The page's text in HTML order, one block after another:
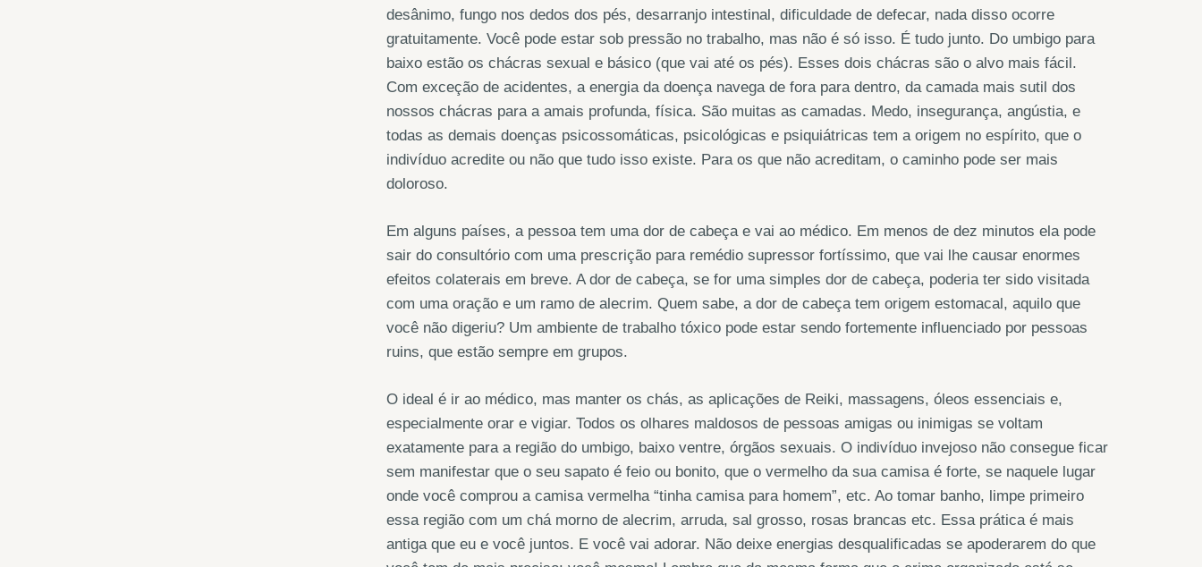
desânimo, fungo nos dedos dos pés, desarranjo intestinal, dificuldade de defecar, nada disso ocorre
gratuitamente. Você pode estar sob pressão no trabalho, mas não é só isso. É tudo junto. Do umbigo para
baixo estão os chácras sexual e básico (que vai até os pés). Esses dois chácras são o alvo mais fácil.
Com exceção de acidentes, a energia da doença navega de fora para dentro, da camada mais sutil dos
nossos chácras para a amais profunda, física. São muitas as camadas. Medo, insegurança, angústia, e
todas as demais doenças psicossomáticas, psicológicas e psiquiátricas tem a origem no espírito, que o
indivíduo acredite ou não que tudo isso existe. Para os que não acreditam, o caminho pode ser mais
doloroso.
Em alguns países, a pessoa tem uma dor de cabeça e vai ao médico. Em menos de dez minutos ela pode
sair do consultório com uma prescrição para remédio supressor fortíssimo, que vai lhe causar enormes
efeitos colaterais em breve. A dor de cabeça, se for uma simples dor de cabeça, poderia ter sido visitada
com uma oração e um ramo de alecrim. Quem sabe, a dor de cabeça tem origem estomacal, aquilo que
você não digeriu? Um ambiente de trabalho tóxico pode estar sendo fortemente influenciado por pessoas
ruins, que estão sempre em grupos.
O ideal é ir ao médico, mas manter os chás, as aplicações de Reiki, massagens, óleos essenciais e,
especialmente orar e vigiar. Todos os olhares maldosos de pessoas amigas ou inimigas se voltam
exatamente para a região do umbigo, baixo ventre, órgãos sexuais. O indivíduo invejoso não consegue ficar
sem manifestar que o seu sapato é feio ou bonito, que o vermelho da sua camisa é forte, se naquele lugar
onde você comprou a camisa vermelha “tinha camisa para homem”, etc. Ao tomar banho, limpe primeiro
essa região com um chá morno de alecrim, arruda, sal grosso, rosas brancas etc. Essa prática é mais
antiga que eu e você juntos. E você vai adorar. Não deixe energias desqualificadas se apoderarem do que